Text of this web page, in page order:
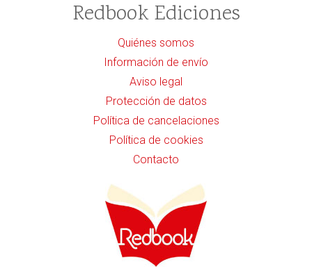
Redbook Ediciones
Quiénes somos
Información de envío
Aviso legal
Protección de datos
Política de cancelaciones
Política de cookies
Contacto